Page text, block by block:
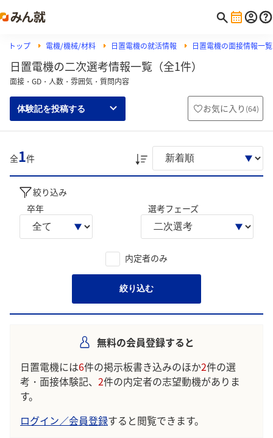
トップ 電機/機械/材料 日置電機の就活情報 日置電機の面接情報一覧
日置電機の二次選考情報一覧（全1件）
面接・GD・人数・雰囲気・質問内容
体験記を投稿する お気に入り (64)
全1件
絞り込み
卒年
選考フェーズ
内定者のみ
絞り込む
無料の会員登録すると
日置電機には6件の掲示板書き込みのほか2件の選
考・面接体験記、 2件の内定者の志望動機がありま
す。
ログイン／会員登録すると閲覧できます。